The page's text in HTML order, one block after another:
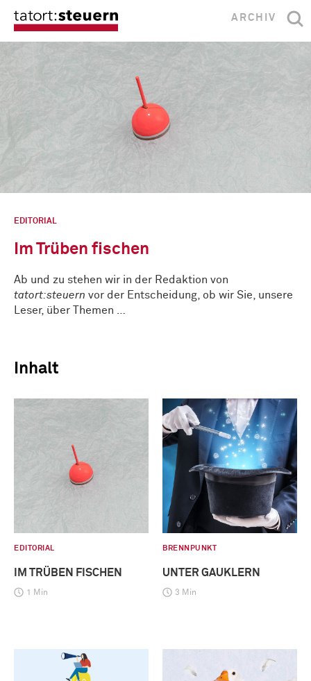
ARCHIV
EDITORIAL
Im Trüben fischen
Ab und zu stehen wir in der Redaktion von
tatort:steuern vor der Entscheidung, ob wir Sie, unsere
Leser, über Themen …
Inhalt
EDITORIAL
IM TRÜBEN FISCHEN
1 Min
BRENNPUNKT
UNTER GAUKLERN
3 Min